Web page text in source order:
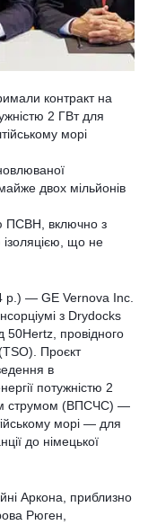
контракт на
2 ГВт для
морі
двох мільйонів
ПСВН, включно з
що не
р.) — GE Vernova Inc.
з Drydocks
50Hertz, провідного
Проєкт
в
потужністю 2
струмом (ВПСЧС) —
морі — для
до німецької
Аркона, приблизно
Рюген,